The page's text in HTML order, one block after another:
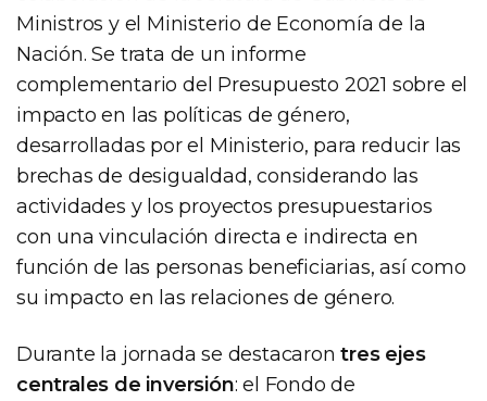
Ministros y el Ministerio de Economía de la
Nación. Se trata de un informe
complementario del Presupuesto 2021 sobre el
impacto en las políticas de género,
desarrolladas por el Ministerio, para reducir las
brechas de desigualdad, considerando las
actividades y los proyectos presupuestarios
con una vinculación directa e indirecta en
función de las personas beneficiarias, así como
su impacto en las relaciones de género.
Durante la jornada se destacarontres ejes
centrales de inversión: el Fondo de